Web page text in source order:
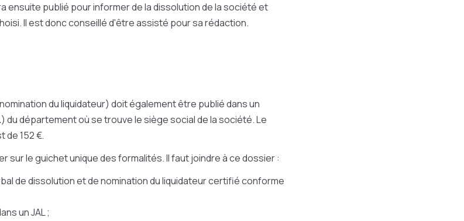
ensuite publié pour informer de la dissolution de la société et
Il est donc conseillé d'être assisté pour sa rédaction.
du liquidateur) doit également être publié dans un
) du département où se trouve le siège social de la société. Le
de 152 €.
sur le guichet unique des formalités. Il faut joindre à ce dossier :
de dissolution et de nomination du liquidateur certifié conforme
un JAL ;